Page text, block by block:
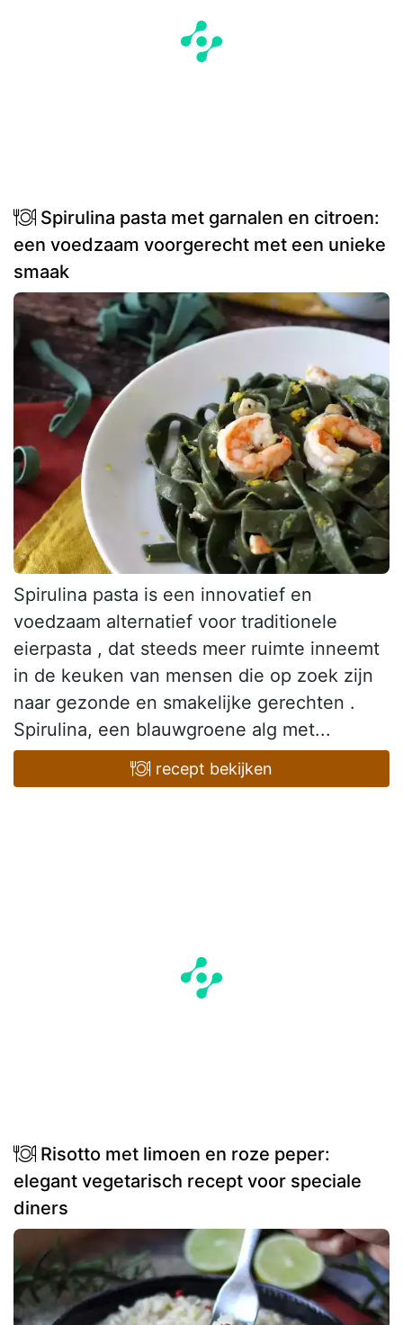
Spirulina pasta met garnalen en citroen:
een voedzaam voorgerecht met een unieke
smaak
Spirulina pasta is een innovatief en
voedzaam alternatief voor traditionele
eierpasta , dat steeds meer ruimte inneemt
in de keuken van mensen die op zoek zijn
naar gezonde en smakelijke gerechten .
Spirulina, een blauwgroene alg met...
recept bekijken
Risotto met limoen en roze peper:
elegant vegetarisch recept voor speciale
diners